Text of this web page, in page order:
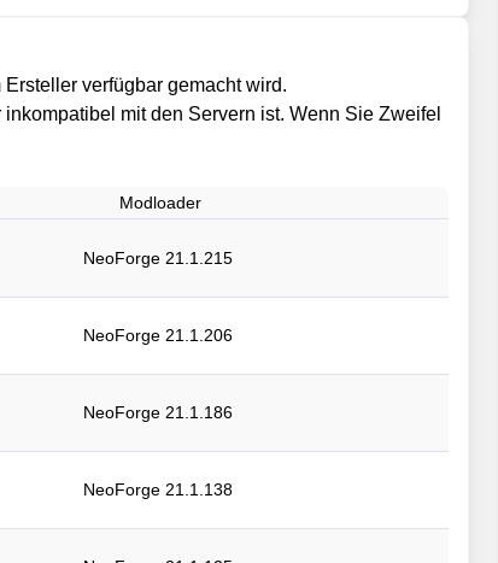
verfügbar gemacht wird.
mit den Servern ist. Wenn Sie Zweifel
Modloader
NeoForge 21.1.215
NeoForge 21.1.206
NeoForge 21.1.186
NeoForge 21.1.138